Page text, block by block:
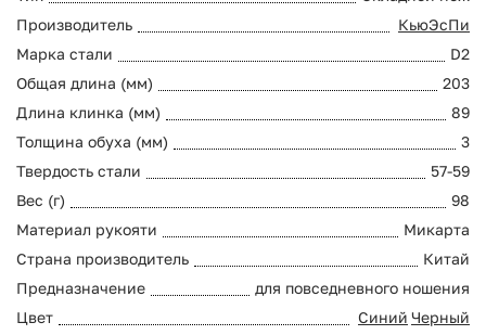
Производитель
КьюЭсПи
Марка стали
D2
Общая длина (мм)
203
Длина клинка (мм)
89
Толщина обуха (мм)
3
Твердость стали
57-59
Вес (г)
98
Материал рукояти
Микарта
Страна производитель
Китай
Предназначение
для повседневного ношения
Цвет
Синий Черный